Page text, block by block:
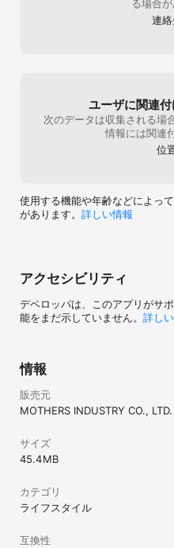
る場合が
連
ユーザに関連
次のデータは収集される場
情報には関連
位
使用する機能や年齢などによっ
があります。 詳しい情報
アクセシビリティ
デベロッパは、このアプリがサ
能をまだ示していません。 詳し
情報
販売元
MOTHERS INDUSTRY CO., LTD.
サイズ
45.4 MB
カテゴリ
ライフスタイル
互換性